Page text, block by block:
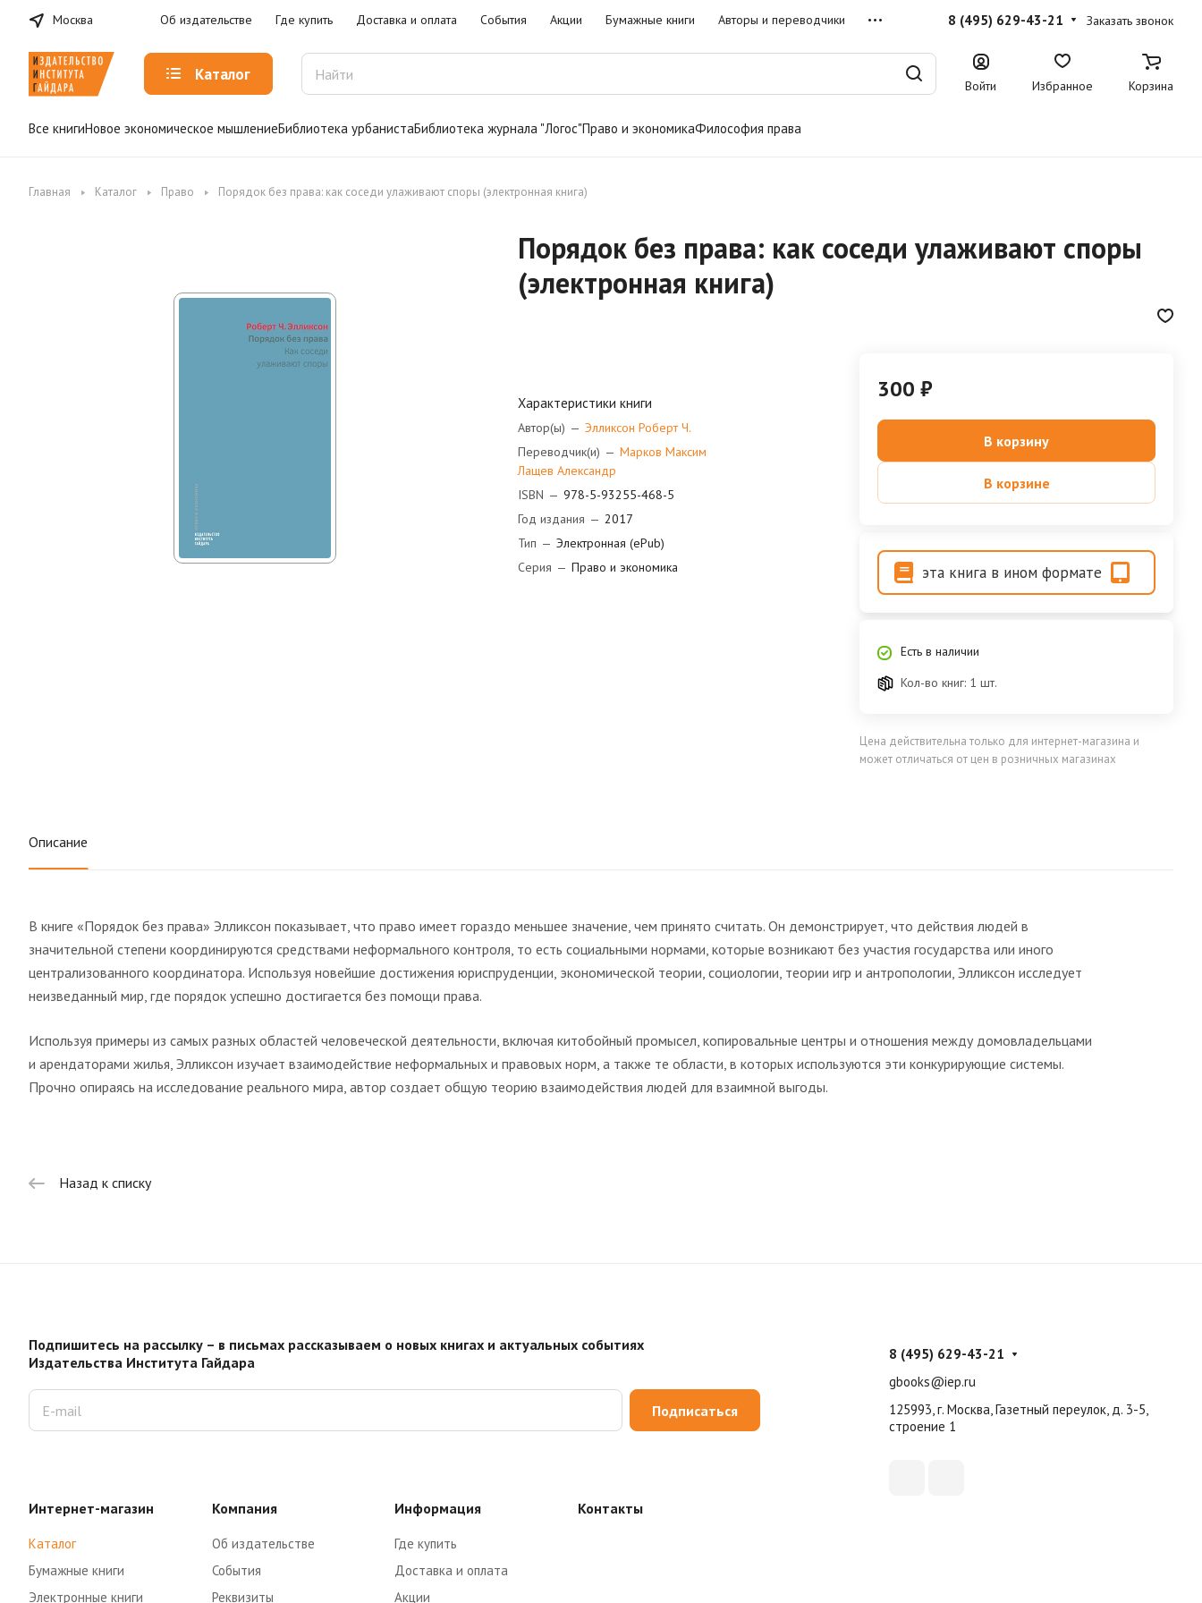
Москва Об издательстве Где купить Доставка и оплата События Акции Бумажные книги Авторы и переводчики 8 (495) 629-43-21 Заказать звонок
Каталог
Войти Избранное Корзина
Все книгиНовое экономическое мышлениеБиблиотека урбанистаБиблиотека журнала "Логос"Право и экономикаФилософия права
Главная Каталог Право Порядок без права: как соседи улаживают споры (электронная книга)
Порядок без права: как соседи улаживают споры
(электронная книга)
Характеристики книги
Автор(ы) — Элликсон Роберт Ч.
Переводчик(и) — Марков Максим
Лащев Александр
ISBN — 978-5-93255-468-5
Год издания — 2017
Тип — Электронная (ePub)
Серия — Право и экономика
300 ₽
В корзину
В корзине
эта книга в ином формате
Есть в наличии
Кол-во книг: 1 шт.
Цена действительна только для интернет-магазина и
может отличаться от цен в розничных магазинах
Описание
В книге «Порядок без права» Элликсон показывает, что право имеет гораздо меньшее значение, чем принято считать. Он демонстрирует, что действия людей в
значительной степени координируются средствами неформального контроля, то есть социальными нормами, которые возникают без участия государства или иного
централизованного координатора. Используя новейшие достижения юриспруденции, экономической теории, социологии, теории игр и антропологии, Элликсон исследует
неизведанный мир, где порядок успешно достигается без помощи права.
Используя примеры из самых разных областей человеческой деятельности, включая китобойный промысел, копировальные центры и отношения между домовладельцами
и арендаторами жилья, Элликсон изучает взаимодействие неформальных и правовых норм, а также те области, в которых используются эти конкурирующие системы.
Прочно опираясь на исследование реального мира, автор создает общую теорию взаимодействия людей для взаимной выгоды.
Назад к списку
Подпишитесь на рассылку – в письмах рассказываем о новых книгах и актуальных событиях
Издательства Института Гайдара
Подписаться
Интернет-магазин
Каталог
Бумажные книги
Электронные книги
Компания
Об издательстве
События
Реквизиты
Информация
Где купить
Доставка и оплата
Акции
Контакты
8 (495) 629-43-21
gbooks@iep.ru
125993, г. Москва, Газетный переулок, д. 3-5,
строение 1